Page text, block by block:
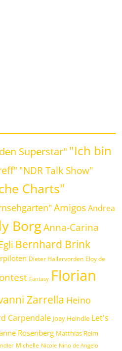
Superstar" "Ich bin
"NDR Talk Show"
Charts"
Amigos Andrea
Borg Anna-Carina
Bernhard Brink
Dieter Hallervorden Eloy de
Fantasy Florian
Zarrella Heino
Carpendale Joey Heindle Let's
Rosenberg Matthias Reim
Michelle Nicole Nino de Angelo